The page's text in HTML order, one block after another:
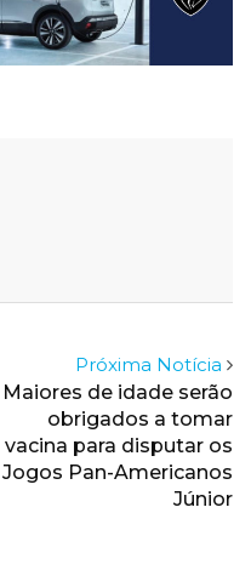
Próxima Notícia
Maiores de idade serão
obrigados a tomar
vacina para disputar os
Jogos Pan-Americanos
Júnior